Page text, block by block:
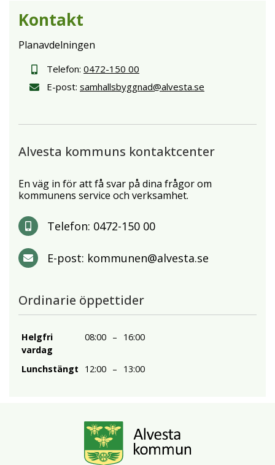
Kontakt
Planavdelningen
Telefon: 0472-150 00
E-post: samhallsbyggnad@alvesta.se
Alvesta kommuns kontaktcenter
En väg in för att få svar på dina frågor om
kommunens service och verksamhet.
Telefon: 0472-150 00
E-post: kommunen@alvesta.se
Ordinarie öppettider
Helgfri
vardag
08:00 – 16:00
Lunchstängt 12:00 – 13:00